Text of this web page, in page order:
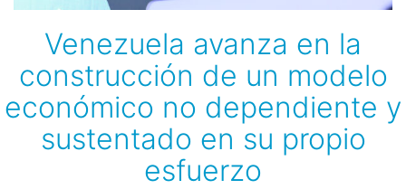
Venezuela avanza en la
construcción de un modelo
económico no dependiente y
sustentado en su propio
esfuerzo